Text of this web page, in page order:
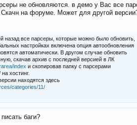
не обновляются. в демо у Вас все
на форуме. Может для другой
назад все парсеры, которые можно было обновить,
настройках включена опция автообновления
автоматически. В другом случае обновить
скачав архив с последней версией в ЛК
index и скопировав папку с парсерами
хостинг.
находятся здесь
categories/11/
баги?